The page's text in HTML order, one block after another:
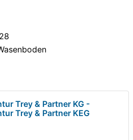
Trey & Partner KG -
Trey & Partner KEG